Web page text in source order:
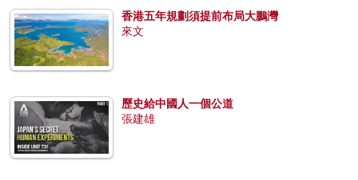
香港五年規劃須提前布局大鵬灣
來文
歷史給中國人一個公道
張建雄